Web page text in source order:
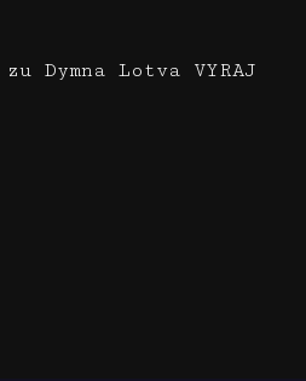
Dymna Lotva VYRAJ